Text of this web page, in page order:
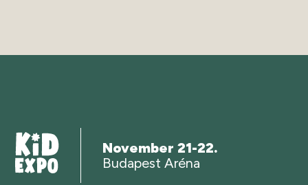
November 21-22.
Budapest Aréna